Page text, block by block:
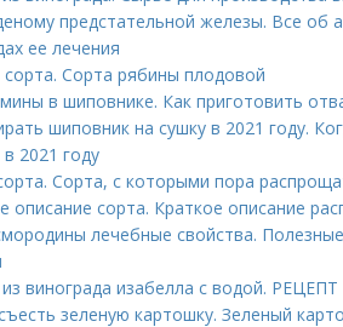
предстательной железы. Все об
ее лечения
Сорта рябины плодовой
в шиповнике. Как приготовить
шиповник на сушку в 2021 году.
2021 году
Сорта, с которыми пора
описание сорта. Краткое описание
лечебные свойства.
винограда изабелла с водой.
зеленую картошку. Зеленый